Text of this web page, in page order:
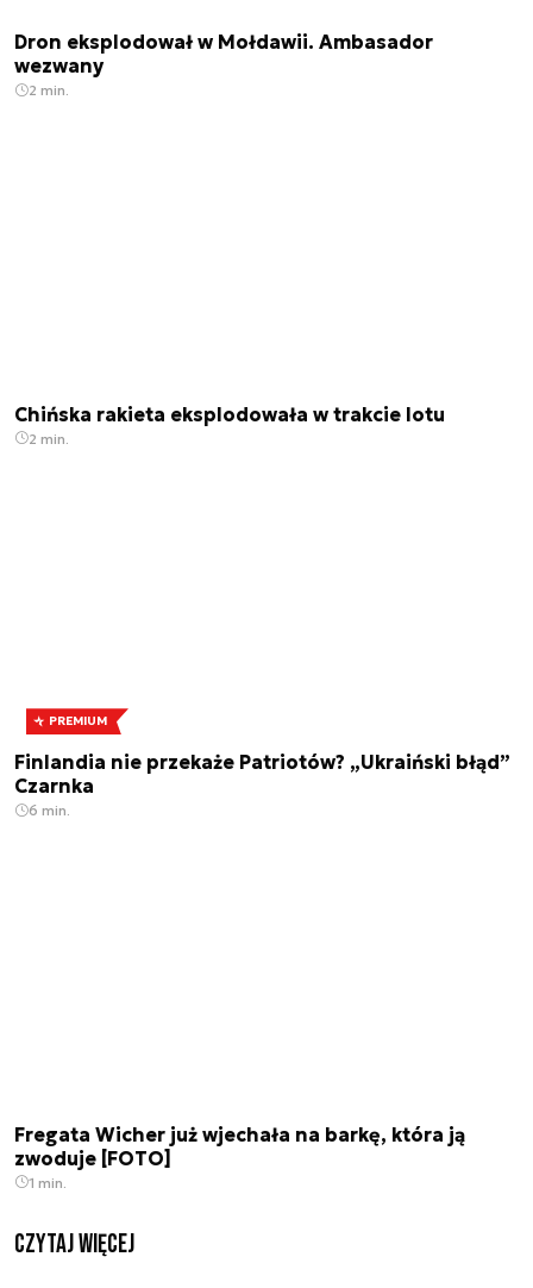
Dron eksplodował w Mołdawii. Ambasador
wezwany
2 min.
Chińska rakieta eksplodowała w trakcie lotu
2 min.
PREMIUM
Finlandia nie przekaże Patriotów? „Ukraiński błąd”
Czarnka
6 min.
Fregata Wicher już wjechała na barkę, która ją
zwoduje [FOTO]
1 min.
czytaj więcej